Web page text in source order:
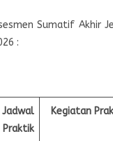
Sumatif Akhir
:
Jadwal
Praktik
Kegiatan